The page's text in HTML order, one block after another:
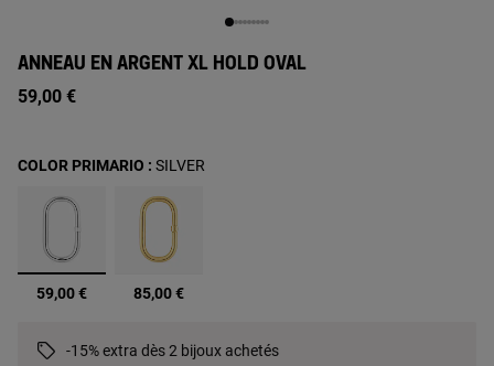
ANNEAU EN ARGENT XL HOLD OVAL
59,00 €
sélectionné
59,00 € 85,00 €
COLOR PRIMARIO : SILVER
-15% extra dès 2 bijoux achetés